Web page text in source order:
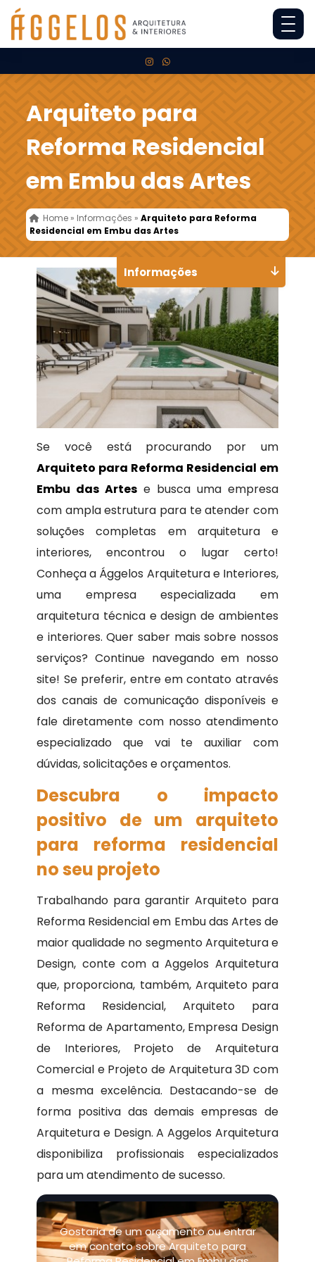
Arquiteto para
Reforma Residencial
em Embu das Artes
Home » Informações »Arquiteto para Reforma
Residencial em Embu das Artes
Se você está procurando por um
Arquiteto para Reforma Residencial em
Embu das Artes e busca uma empresa
com ampla estrutura para te atender com
soluções completas em arquitetura e
interiores, encontrou o lugar certo!
Conheça a Ággelos Arquitetura e Interiores,
uma empresa especializada em
arquitetura técnica e design de ambientes
e interiores. Quer saber mais sobre nossos
serviços? Continue navegando em nosso
site! Se preferir, entre em contato através
dos canais de comunicação disponíveis e
fale diretamente com nosso atendimento
especializado que vai te auxiliar com
dúvidas, solicitações e orçamentos.
Descubra o impacto
positivo de um arquiteto
para reforma residencial
no seu projeto
Trabalhando para garantir Arquiteto para
Reforma Residencial em Embu das Artes de
maior qualidade no segmento Arquitetura e
Design, conte com a Aggelos Arquitetura
que, proporciona, também, Arquiteto para
Reforma Residencial, Arquiteto para
Reforma de Apartamento, Empresa Design
de Interiores, Projeto de Arquitetura
Comercial e Projeto de Arquitetura 3D com
a mesma excelência. Destacando-se de
forma positiva das demais empresas de
Arquitetura e Design. A Aggelos Arquitetura
disponibiliza profissionais especializados
para um atendimento de sucesso.
Gostaria de um orçamento ou entrar
em contato sobre Arquiteto para
Informações